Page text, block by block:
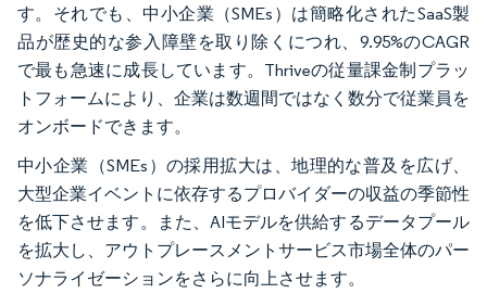
す。それでも、中小企業（SMEs）は簡略化されたSaaS製
品が歴史的な参入障壁を取り除くにつれ、9.95%のCAGR
で最も急速に成長しています。Thriveの従量課金制プラッ
トフォームにより、企業は数週間ではなく数分で従業員を
オンボードできます。
中小企業（SMEs）の採用拡大は、地理的な普及を広げ、
大型企業イベントに依存するプロバイダーの収益の季節性
を低下させます。また、AIモデルを供給するデータプール
を拡大し、アウトプレースメントサービス市場全体のパー
ソナライゼーションをさらに向上させます。